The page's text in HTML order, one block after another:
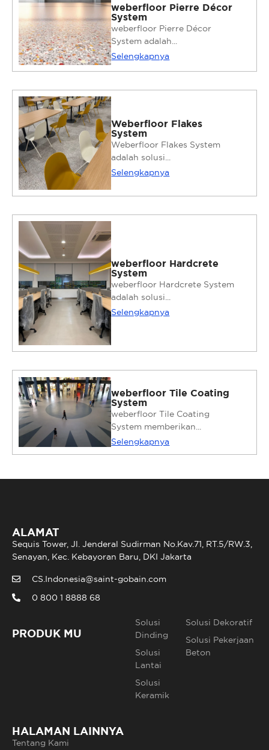
weberfloor Pierre Décor
System
weberfloor Pierre Décor
System adalah...
Selengkapnya
Weberfloor Flakes
System
Weberfloor Flakes System
adalah solusi...
Selengkapnya
weberfloor Hardcrete
System
weberfloor Hardcrete System
adalah solusi...
Selengkapnya
weberfloor Tile Coating
System
weberfloor Tile Coating
System memberikan...
Selengkapnya
ALAMAT
Sequis Tower, Jl. Jenderal Sudirman No.Kav.71, RT.5/RW.3,
Senayan, Kec. Kebayoran Baru, DKI Jakarta
CS.Indonesia@saint-gobain.com
0 800 1 8888 68
PRODUK MU
Solusi
Dinding
Solusi
Lantai
Solusi
Keramik
Solusi Dekoratif
Solusi Pekerjaan
Beton
HALAMAN LAINNYA
Tentang Kami